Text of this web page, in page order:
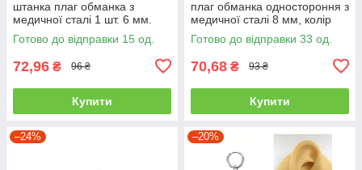
штанка плаг обманка з
медичної сталі 1 шт. 6 мм.
срібляста JAVRICK
Готово до відправки 15 од.
72,96 ₴ 96 ₴
Купити
плаг обманка одностороння з
медичної сталі 8 мм, колір
золото JAVRICK
Готово до відправки 33 од.
70,68 ₴ 93 ₴
Купити
–24% –20%